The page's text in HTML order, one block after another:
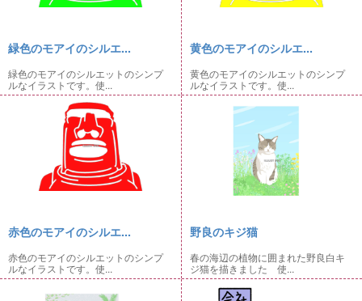
緑色のモアイのシルエ...
緑色のモアイのシルエットのシンプ
ルなイラストです。使...
黄色のモアイのシルエ...
黄色のモアイのシルエットのシンプ
ルなイラストです。使...
赤色のモアイのシルエ...
赤色のモアイのシルエットのシンプ
ルなイラストです。使...
野良のキジ猫
春の海辺の植物に囲まれた野良白キ
ジ猫を描きました 使...